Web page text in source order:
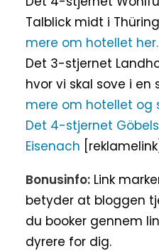
Talblick midt i
mere om hotellet her.
Det 3-stjernet
hvor vi skal sove i en
mere om hotellet og
Det 4-stjernet
Eisenach [reklamelink]
Bonusinfo: Link
betyder at bloggen
du booker gennem
dyrere for dig.